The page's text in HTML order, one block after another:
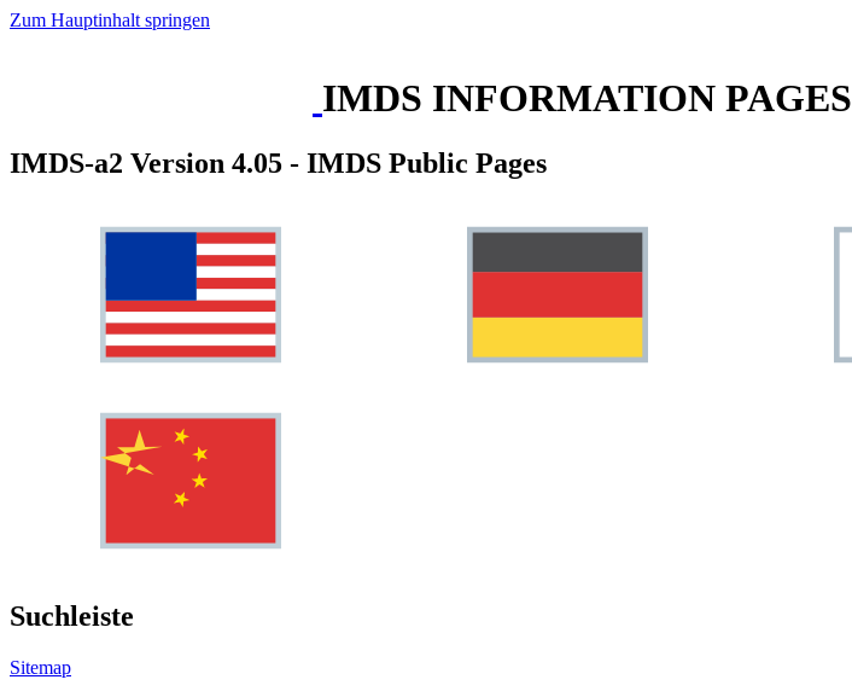
Zum Hauptinhalt springen
IMDS INFORMATION PAGES
IMDS-a2 Version 4.05 - IMDS Public Pages
Suchleiste
Sitemap